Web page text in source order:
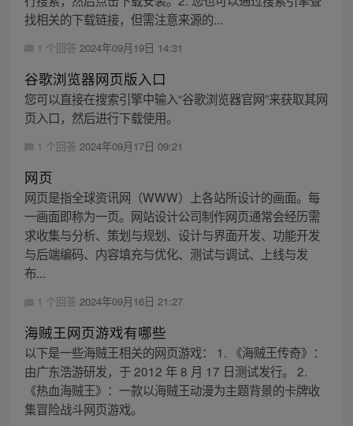
找相关的下载链接，但需注意来源的...
1 个回答 2024年09月19日 14:31
谷歌浏览器网页版入口
您可以直接在搜索引擎中输入“谷歌浏览器官网”来获取其网
页入口，然后进行下载使用。
1 个回答 2024年09月17日 09:21
网页
网页是指全球资讯网（WWW）上各站所设计的画面。每
一画面即称为一页。网站设计公司制作网页通常会经历需
求收集与分析、策划与规划、设计与界面开发、功能开发
与后端编码、内容填充与优化、测试与调试、上线与发
布...
1 个回答 2024年09月16日 21:27
海贼王网页游戏有哪些
以下是一些海贼王相关的网页游戏： 1. 《海贼王传奇》：
由广东浩游研发，于 2012 年 8 月 17 日测试发行。 2.
《热血海贼王》：一款以海贼王动漫为主题背景的卡牌收
集冒险战斗网页游戏。